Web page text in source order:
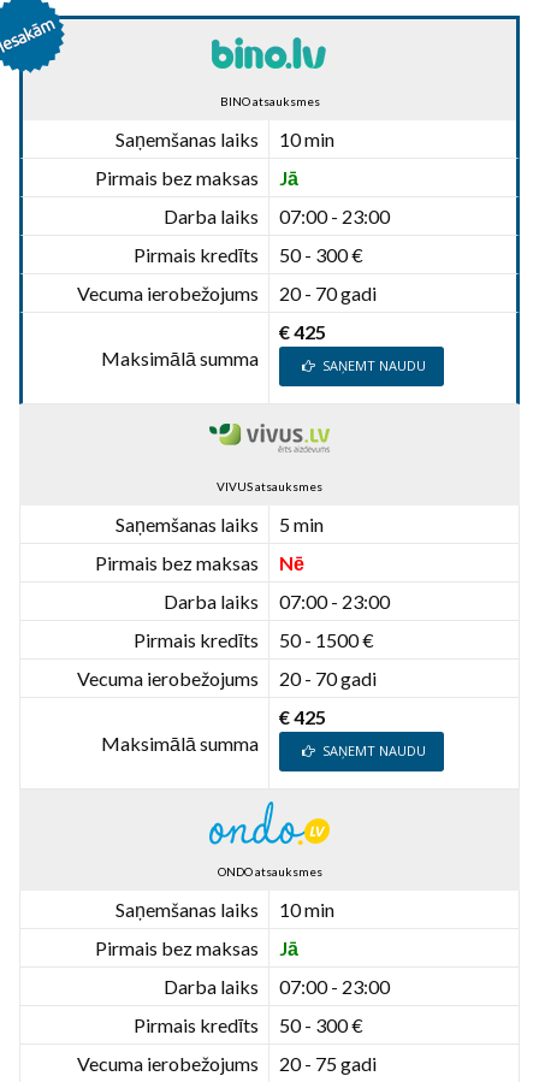
BINO atsauksmes
Saņemšanas laiks
10 min
Pirmais bez maksas
Jā
Darba laiks
07:00 - 23:00
Pirmais kredīts
50 - 300 €
Vecuma ierobežojums
20 - 70 gadi
Maksimālā summa
€ 425
SAŅEMT NAUDU
VIVUS atsauksmes
Saņemšanas laiks
5 min
Pirmais bez maksas
Nē
Darba laiks
07:00 - 23:00
Pirmais kredīts
50 - 1500 €
Vecuma ierobežojums
20 - 70 gadi
Maksimālā summa
€ 425
SAŅEMT NAUDU
ONDO atsauksmes
Saņemšanas laiks
10 min
Pirmais bez maksas
Jā
Darba laiks
07:00 - 23:00
Pirmais kredīts
50 - 300 €
Vecuma ierobežojums
20 - 75 gadi